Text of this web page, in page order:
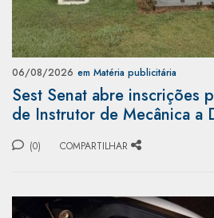
06/08/2026 em Matéria publicitária
Sest Senat abre inscrições
de Instrutor de Mecânica a
(0) COMPARTILHAR